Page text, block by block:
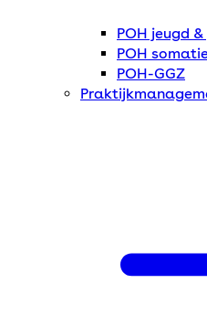
POH jeugd
POH
POH-GGZ